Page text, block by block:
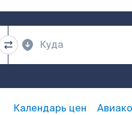
Календарь цен